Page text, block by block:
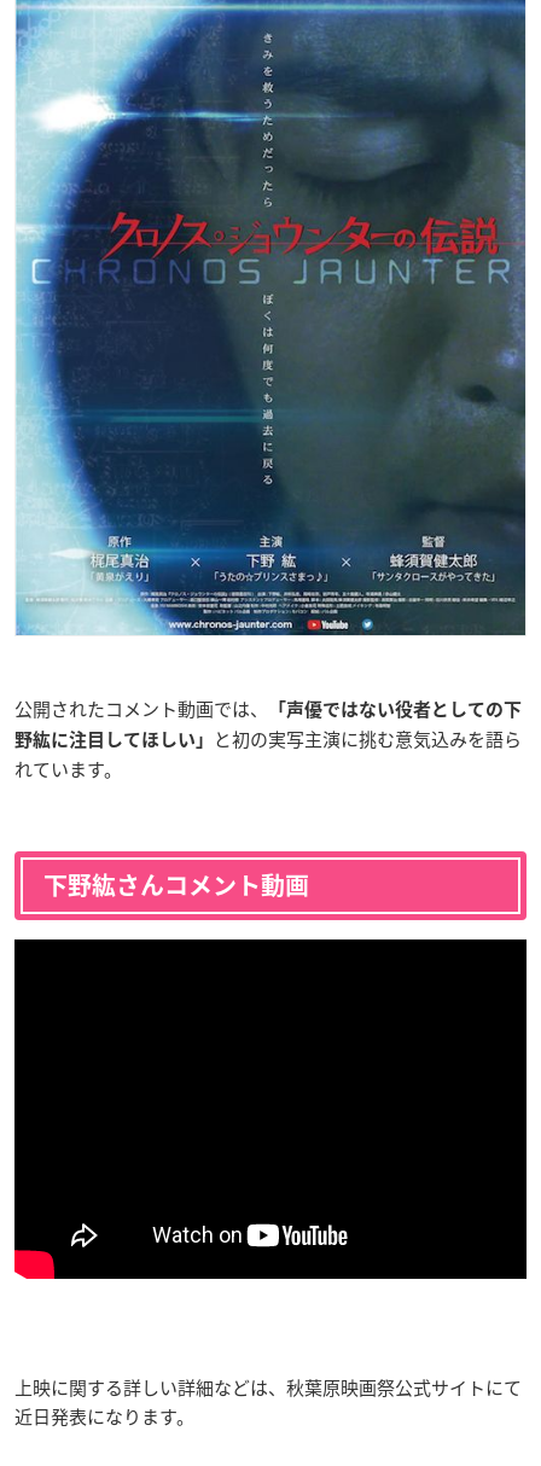
公開されたコメント動画では、
「声優ではない役者としての下
野紘に注目してほしい」
と初の実写主演に挑む意気込みを語ら
れています。
下野紘さんコメント動画
上映に関する詳しい詳細などは、 秋葉原映画祭公式サイトにて
近日発表になります。